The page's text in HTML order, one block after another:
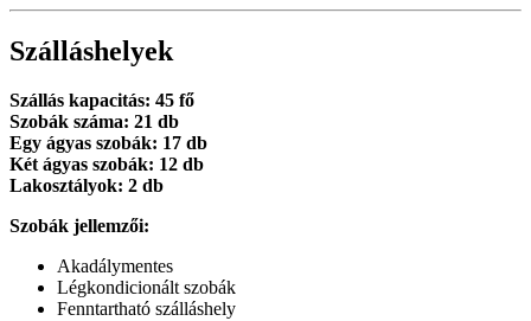
Szálláshelyek
Szállás kapacitás: 45 fő
Szobák száma: 21 db
Egy ágyas szobák: 17 db
Két ágyas szobák: 12 db
Lakosztályok: 2 db
Szobák jellemzői:
Akadálymentes
Légkondicionált szobák
Fenntartható szálláshely